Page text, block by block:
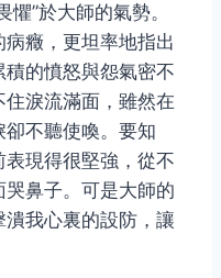
”於大師的氣勢。
癥，更坦率地指出
的憤怒與怨氣密不
淚流滿面，雖然在
不聽使喚。要知
現得很堅強，從不
鼻子。可是大師的
我心裏的設防，讓